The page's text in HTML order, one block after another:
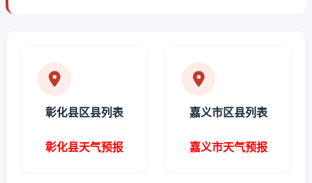
彰化县区县列表
彰化县天气预报
嘉义市区县列表
嘉义市天气预报